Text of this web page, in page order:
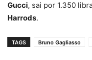
Gucci, sai por 1.350
Harrods.
TAGS Bruno Gagliasso